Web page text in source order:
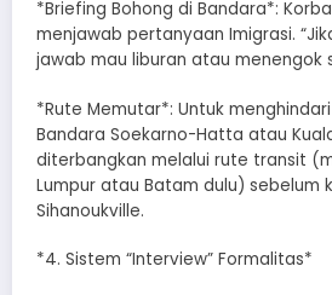
*​Briefing Bohong di Bandara*:
menjawab pertanyaan Imigrasi.
jawab mau liburan atau menengok
*​Rute Memutar*: Untuk
Bandara Soekarno-Hatta atau
diterbangkan melalui rute transit
Lumpur atau Batam dulu) sebelum
Sihanoukville.
*​4. Sistem “Interview” Formalitas*